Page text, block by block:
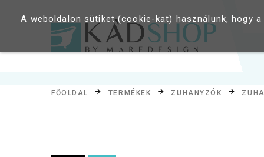
FŐOLDAL TERMÉKEK ZUHANYZÓK
A weboldalon sütiket (cookie-kat) használunk, hogy